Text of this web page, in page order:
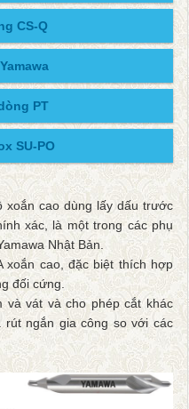
CS-Q
PT
SU-PO
xoắn cao dùng lấy dấu trước
xác, là một trong các phụ
Nhật Bản.
xoắn cao, đặc biệt thích hợp
đối cứng.
và vát và cho phép cắt khác
rút ngắn gia công so với các